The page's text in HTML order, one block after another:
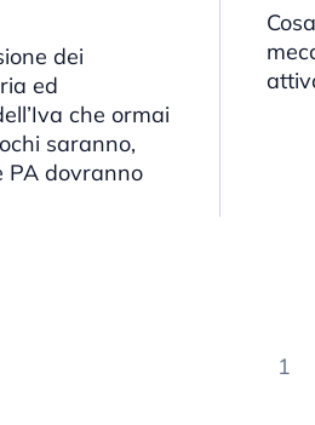
dei
ed
che ormai
saranno,
PA dovranno
1